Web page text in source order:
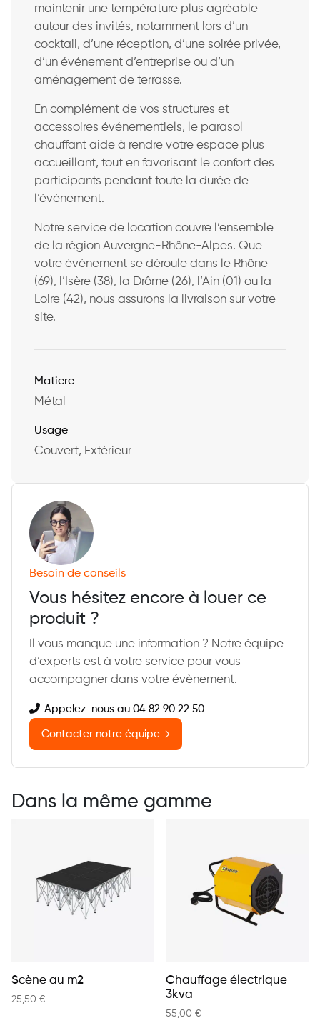
maintenir une température plus agréable
autour des invités, notamment lors d’un
cocktail, d’une réception, d’une soirée privée,
d’un événement d’entreprise ou d’un
aménagement de terrasse.
En complément de vos structures et
accessoires événementiels, le parasol
chauffant aide à rendre votre espace plus
accueillant, tout en favorisant le confort des
participants pendant toute la durée de
l’événement.
Notre service de location couvre l’ensemble
de la région Auvergne-Rhône-Alpes. Que
votre événement se déroule dans le Rhône
(69), l’Isère (38), la Drôme (26), l’Ain (01) ou la
Loire (42), nous assurons la livraison sur votre
site.
Matiere
Métal
Usage
Couvert, Extérieur
Besoin de conseils
Vous hésitez encore à louer ce
produit ?
Il vous manque une information ? Notre équipe
d’experts est à votre service pour vous
accompagner dans votre évènement.
Appelez-nous au 04 82 90 22 50
Contacter notre équipe
Dans la même gamme
Scène au m2
25,50 €
Chauffage électrique
3kva
55,00 €